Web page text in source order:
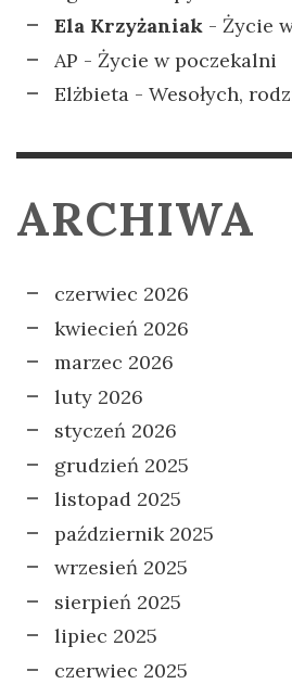
Ela Krzyżaniak - Życie
AP - Życie w poczekalni
Elżbieta - Wesołych,
ARCHIWA
czerwiec 2026
kwiecień 2026
marzec 2026
luty 2026
styczeń 2026
grudzień 2025
listopad 2025
październik 2025
wrzesień 2025
sierpień 2025
lipiec 2025
czerwiec 2025